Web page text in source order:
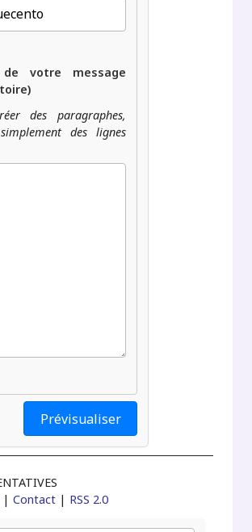
votre message
des paragraphes,
des lignes
|Contact | RSS 2.0